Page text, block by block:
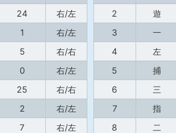
24
右/左
1
右/左
5
右/右
0
右/左
25
右/右
2
右/左
7
右/左
2
遊
3
一
4
左
5
捕
6
三
7
指
8
二